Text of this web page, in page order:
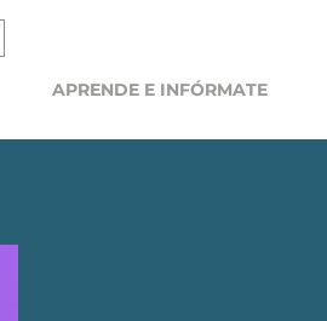
APRENDE E INFÓRMATE